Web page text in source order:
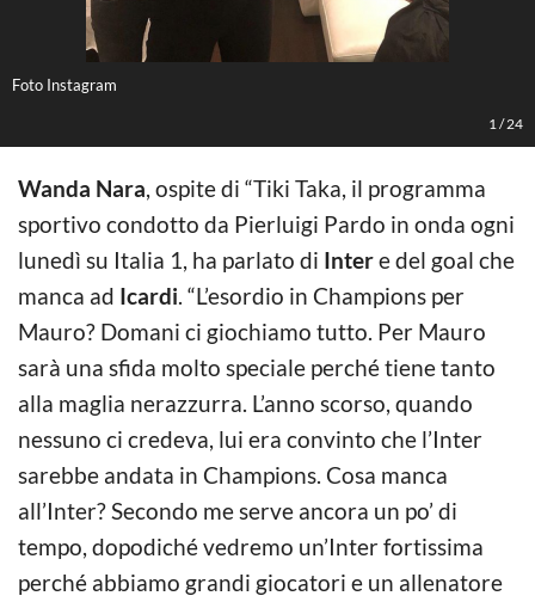
Foto Instagram
1 /24
Wanda Nara, ospite di “Tiki Taka, il programma
sportivo condotto da Pierluigi Pardo in onda ogni
lunedì su Italia 1, ha parlato di Intere del goal che
manca ad Icardi. “L’esordio in Champions per
Mauro? Domani ci giochiamo tutto. Per Mauro
sarà una sfida molto speciale perché tiene tanto
alla maglia nerazzurra. L’anno scorso, quando
nessuno ci credeva, lui era convinto che l’Inter
sarebbe andata in Champions. Cosa manca
all’Inter? Secondo me serve ancora un po’ di
tempo, dopodiché vedremo un’Inter fortissima
perché abbiamo grandi giocatori e un allenatore